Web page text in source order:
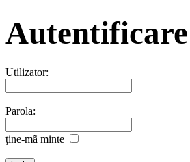
Autentificare
Utilizator:
Parola:
ţine-mã minte